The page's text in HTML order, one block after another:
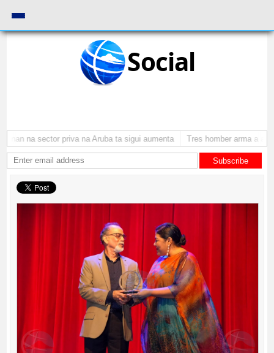
Social
na sector priva na Aruba ta sigui aumenta Tres homber arma a
Subscribe